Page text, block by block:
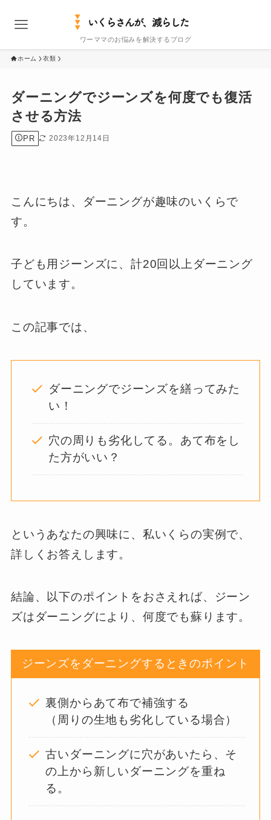
ワーママのお悩みを解決するブログ
ホーム 衣類
ダーニングでジーンズを何度でも復活
させる方法
PR 2023年12月14日
こんにちは、ダーニングが趣味のいくらで
す。
子ども用ジーンズに、計20回以上ダーニング
しています。
この記事では、
ダーニングでジーンズを繕ってみた
い！
穴の周りも劣化してる。あて布をし
た方がいい？
というあなたの興味に、私いくらの実例で、
詳しくお答えします。
結論、以下のポイントをおさえれば、ジーン
ズはダーニングにより、何度でも蘇ります。
ジーンズをダーニングするときのポイント
裏側からあて布で補強する
（周りの生地も劣化している場合）
古いダーニングに穴があいたら、そ
の上から新しいダーニングを重ね
る。